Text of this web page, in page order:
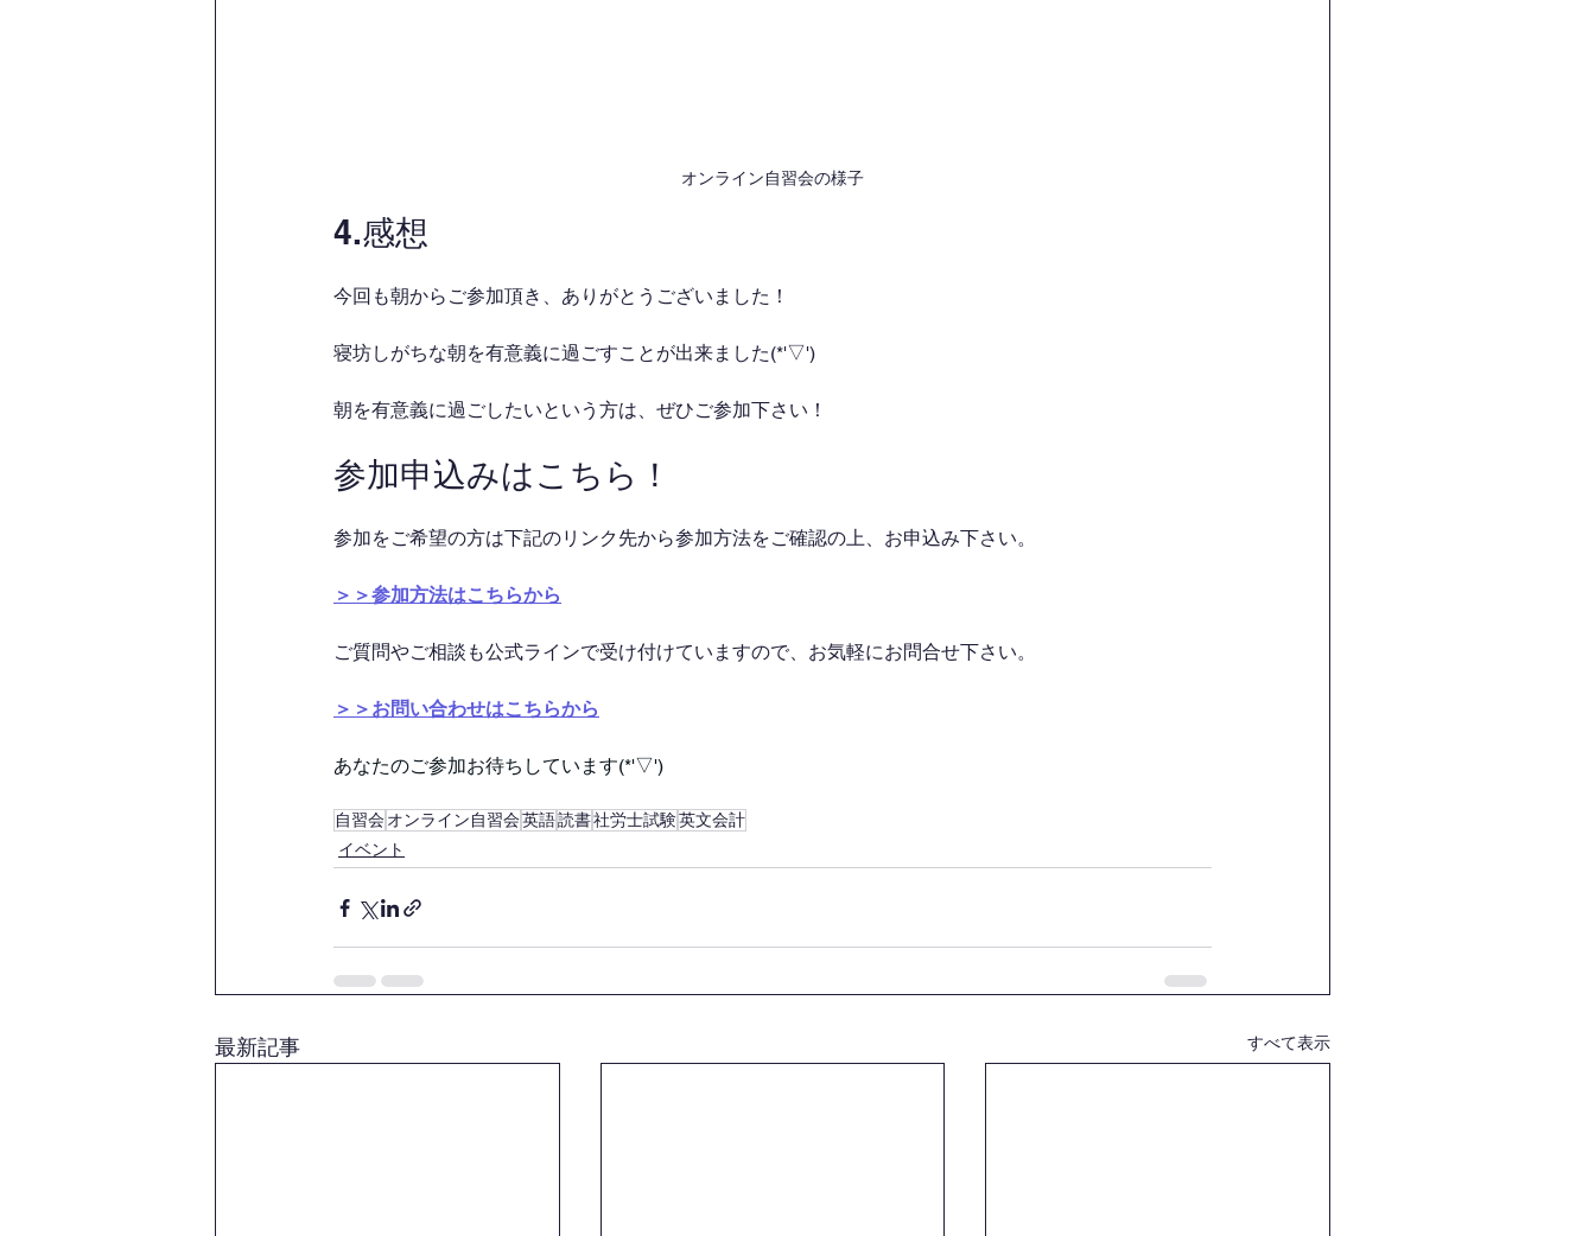
オンライン自習会の様子
4.感想
今回も朝からご参加頂き、ありがとうございました！
寝坊しがちな朝を有意義に過ごすことが出来ました(*'▽')
朝を有意義に過ごしたいという方は、ぜひご参加下さい！
参加申込みはこちら！
参加をご希望の方は下記のリンク先から参加方法をご確認の上、お申込み下さい。
＞＞参加方法はこちらから
ご質問やご相談も公式ラインで受け付けていますので、お気軽にお問合せ下さい。
＞＞お問い合わせはこちらから
あなたのご参加お待ちしています(*'▽')
自習会オンライン自習会英語読書社労士試験英文会計
イベント
最新記事 すべて表示